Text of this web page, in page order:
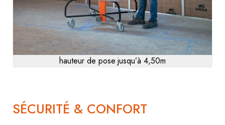
hauteur de pose jusqu’à 4,50m
SÉCURITÉ & CONFORT